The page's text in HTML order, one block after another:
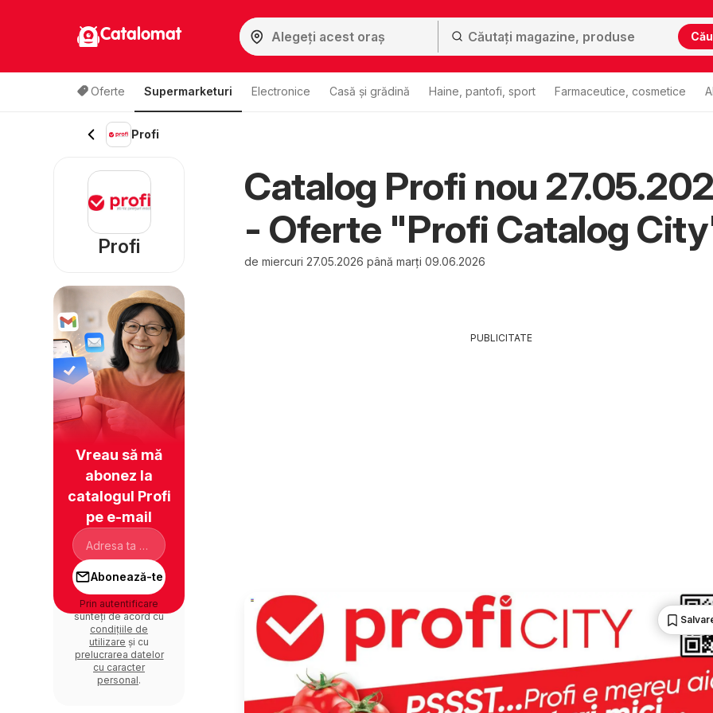
Catalomat
Oferte Supermarketuri Electronice Casă și grădină Haine, pantofi, sport Farmaceutice, cosmetice
Profi
Catalog Profi nou
- Oferte "Profi Catalog
de miercuri 27.05.2026 până marți 09.06.2026
PUBLICITATE
Profi
Vreau să mă
abonez la
catalogul Profi
pe e-mail
Abonează-te
Prin autentificare
sunteți de acord cu
condițiile de
utilizare și cu
prelucrarea datelor
cu caracter
personal.